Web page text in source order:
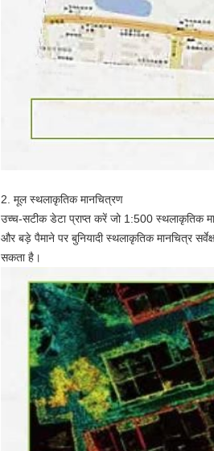
2. मूल स्थलाकृतिक मानचित्रण
उच्च-सटीक डेटा प्राप्त करें जो 1:500 स्थलाकृतिक
और बड़े पैमाने पर बुनियादी स्थलाकृतिक मानचित्र
सकता है।